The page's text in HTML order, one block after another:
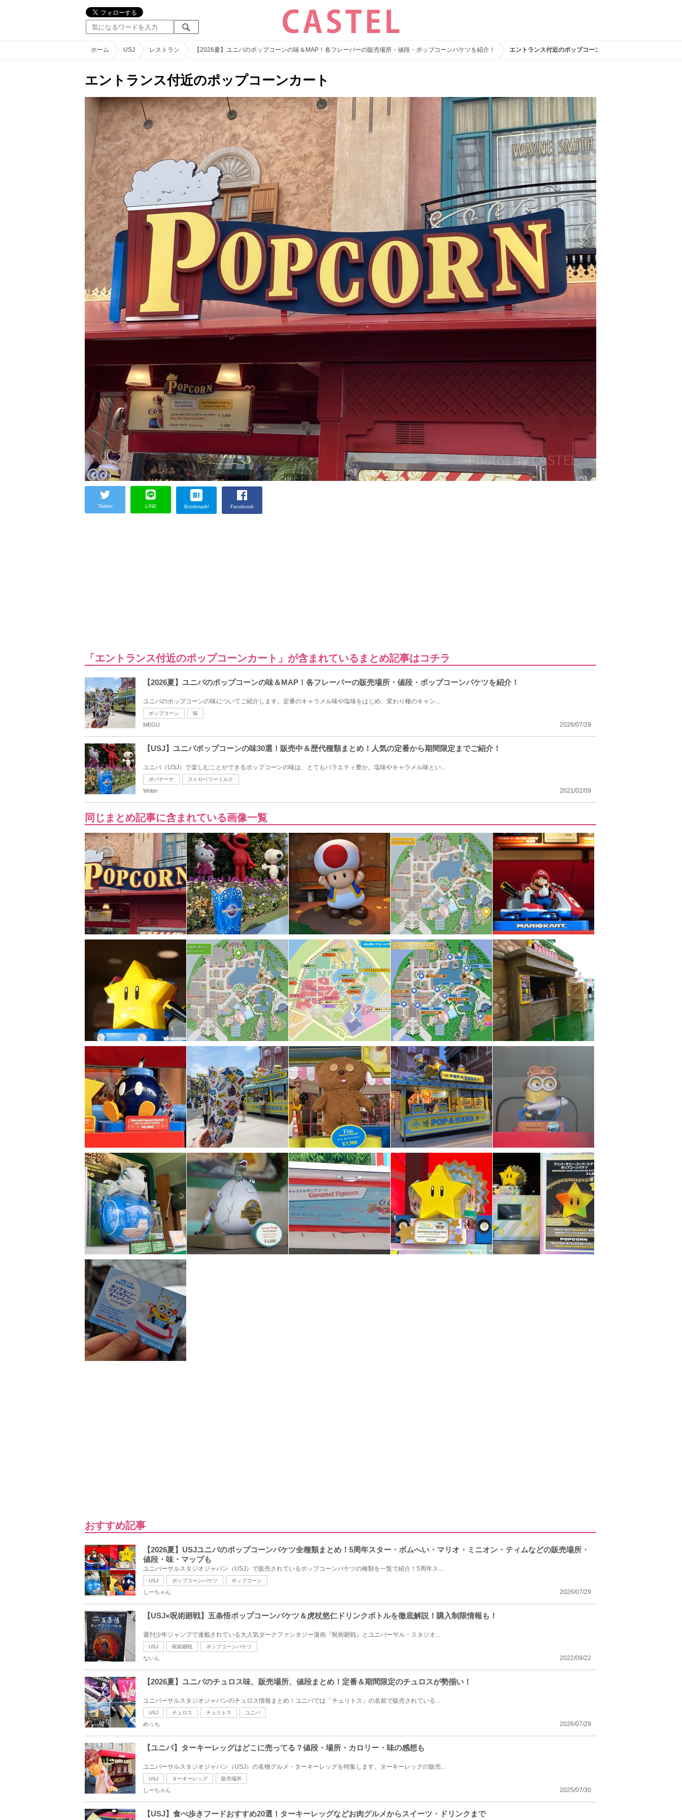
ホーム USJ レストラン 【2026夏】ユニバのポップコーンの味＆MAP！各フレーバーの販売場所・値段・ポップコーンバケツを紹介！ エントランス付近のポップコーンカート
エントランス付近のポップコーンカート
Twitter LINE Bookmark! Facebook
「エントランス付近のポップコーンカート」が含まれているまとめ記事はコチラ
【2026夏】ユニバのポップコーンの味＆MAP！各フレーバーの販売場所・値段・ポップコーンバケツを紹介！
ユニバのポップコーンの味についてご紹介します。定番のキャラメル味や塩味をはじめ、変わり種のキャン...
ポップコーン 味
2026/07/29
MEGU
【USJ】ユニバポップコーンの味30選！販売中＆歴代種類まとめ！人気の定番から期間限定までご紹介！
ユニバ（USJ）で楽しむことができるポップコーンの味は、とてもバラエティ豊か。塩味やキャラメル味とい...
ポパナーナ ストロベリーミルク
2021/02/09
Writer
同じまとめ記事に含まれている画像一覧
おすすめ記事
【2026夏】USJユニバのポップコーンバケツ全種類まとめ！5周年スター・ボムへい・マリオ・ミニオン・ティムなどの販売場所・
値段・味・マップも
ユニバーサルスタジオジャパン（USJ）で販売されているポップコーンバケツの種類を一覧で紹介！5周年ス...
USJ ポップコーンバケツ ポップコーン
2026/07/29
しーちゃん
【USJ×呪術廻戦】五条悟ポップコーンバケツ＆虎杖悠仁ドリンクボトルを徹底解説！購入制限情報も！
週刊少年ジャンプで連載されている大人気ダークファンタジー漫画『呪術廻戦』とユニバーサル・スタジオ...
USJ 呪術廻戦 ポップコーンバケツ
2022/09/22
ないん
【2026夏】ユニバのチュロス味、販売場所、値段まとめ！定番＆期間限定のチュロスが勢揃い！
ユニバーサルスタジオジャパンのチュロス情報まとめ！ユニバでは「チュリトス」の名前で販売されている...
USJ チュロス チュリトス ユニバ
2026/07/29
めっち
【ユニバ】ターキーレッグはどこに売ってる？値段・場所・カロリー・味の感想も
ユニバーサルスタジオジャパン（USJ）の名物グルメ・ターキーレッグを特集します。ターキーレッグの販売...
USJ ターキーレッグ 販売場所
2025/07/30
しーちゃん
【USJ】食べ歩きフードおすすめ20選！ターキーレッグなどお肉グルメからスイーツ・ドリンクまで